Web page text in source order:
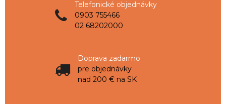
Telefonické objednávky
0903 755466
02 68202000
Doprava zadarmo
pre objednávky
nad 200 € na SK